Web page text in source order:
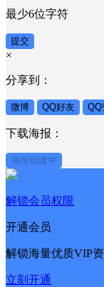
最少6位字符
提交
×
分享到：
微博 QQ好友 QQ
下载海报：
海报创建中
解锁会员权限
开通会员
解锁海量优质VIP
立刻开通